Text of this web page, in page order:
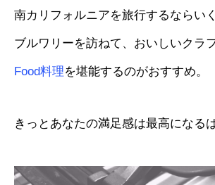
南カリフォルニアを旅行するならい
ブルワリーを訪ねて、おいしいクラ
Food料理を堪能するのがおすすめ。
きっとあなたの満足感は最高になる